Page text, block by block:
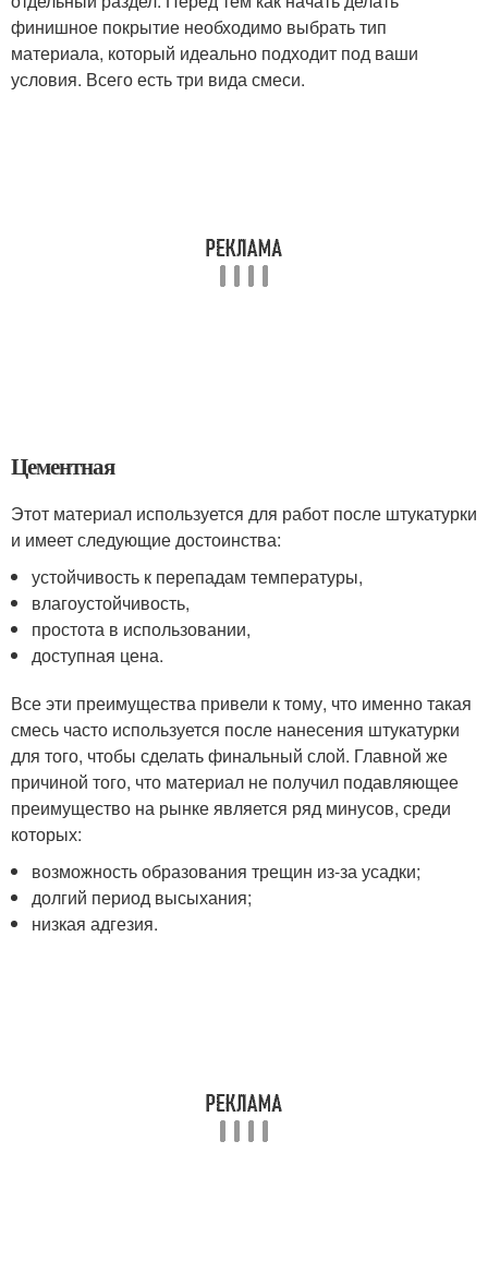
финишное покрытие необходимо выбрать тип
материала, который идеально подходит под ваши
условия. Всего есть три вида смеси.
Цементная
Этот материал используется для работ после штукатурки
и имеет следующие достоинства:
устойчивость к перепадам температуры,
влагоустойчивость,
простота в использовании,
доступная цена.
Все эти преимущества привели к тому, что именно такая
смесь часто используется после нанесения штукатурки
для того, чтобы сделать финальный слой. Главной же
причиной того, что материал не получил подавляющее
преимущество на рынке является ряд минусов, среди
которых:
возможность образования трещин из-за усадки;
долгий период высыхания;
низкая адгезия.